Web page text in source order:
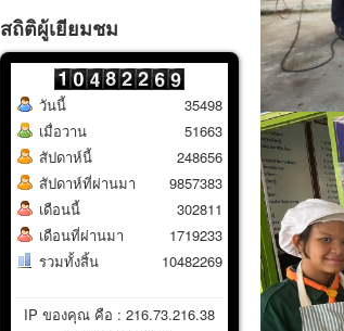
สถิติผู้เยียมชม
วันนี้
เมื่อวาน
สัปดาห์นี้
สัปดาห์ที่ผ่านมา
เดือนนี้
เดือนที่ผ่านมา
รวมทั้งสิ้น
35498
51663
248656
9857383
302811
1719233
10482269
IP ของคุณ คือ : 216.73.216.38